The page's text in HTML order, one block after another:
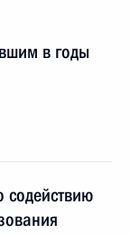
в годы
содействию